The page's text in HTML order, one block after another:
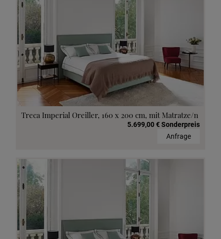
Treca Imperial Oreiller, 160 x 200 cm, mit Matratze/n
5.699,00 € Sonderpreis
Anfrage